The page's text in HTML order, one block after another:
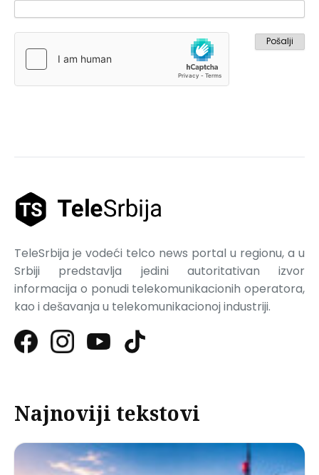
TeleSrbija je vodeći telco news portal u regionu, a u
Srbiji predstavlja jedini autoritativan izvor
informacija o ponudi telekomunikacionih operatora,
kao i dešavanja u telekomunikacionoj industriji.
Najnoviji tekstovi